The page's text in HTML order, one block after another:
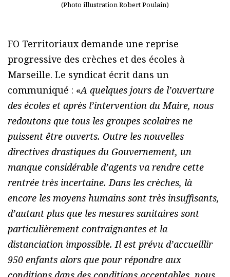
(Photo illustration Robert Poulain)
FO Territoriaux demande une reprise
progressive des crèches et des écoles à
Marseille. Le syndicat écrit dans un
communiqué : «A quelques jours de l’ouverture
des écoles et après l’intervention du Maire, nous
redoutons que tous les groupes scolaires ne
puissent être ouverts. Outre les nouvelles
directives drastiques du Gouvernement, un
manque considérable d’agents va rendre cette
rentrée très incertaine. Dans les crèches, là
encore les moyens humains sont très insuffisants,
d’autant plus que les mesures sanitaires sont
particulièrement contraignantes et la
distanciation impossible. Il est prévu d’accueillir
950 enfants alors que pour répondre aux